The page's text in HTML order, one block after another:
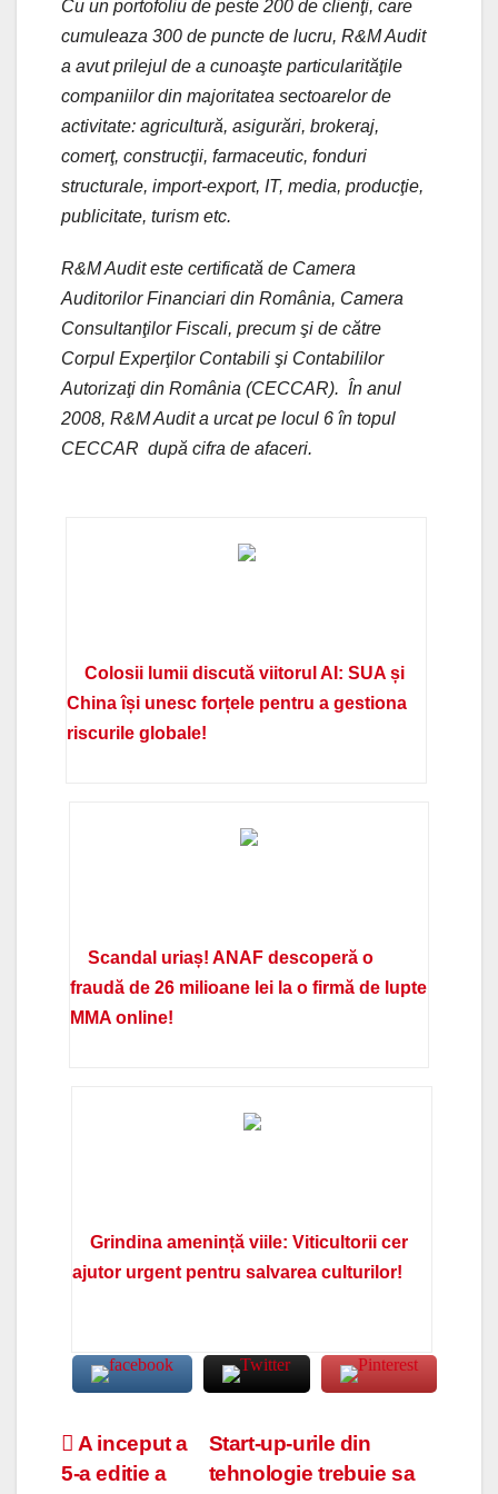
Cu un portofoliu de peste 200 de clienţi, care
cumuleaza 300 de puncte de lucru, R&M Audit
a avut prilejul de a cunoaşte particularităţile
companiilor din majoritatea sectoarelor de
activitate: agricultură, asigurări, brokeraj,
comerţ, construcţii, farmaceutic, fonduri
structurale, import-export, IT, media, producţie,
publicitate, turism etc.
R&M Audit este certificată de Camera
Auditorilor Financiari din România, Camera
Consultanţilor Fiscali, precum şi de către
Corpul Experţilor Contabili şi Contabililor
Autorizaţi din România (CECCAR). În anul
2008, R&M Audit a urcat pe locul 6 în topul
CECCAR după cifra de afaceri.
Colosii lumii discută viitorul AI: SUA și
China își unesc forțele pentru a gestiona
riscurile globale!
Scandal uriaș! ANAF descoperă o
fraudă de 26 milioane lei la o firmă de lupte
MMA online!
Grindina amenință viile: Viticultorii cer
ajutor urgent pentru salvarea culturilor!
Navigare
Start-up-urile din
tehnologie trebuie sa
A inceput a
5-a editie a